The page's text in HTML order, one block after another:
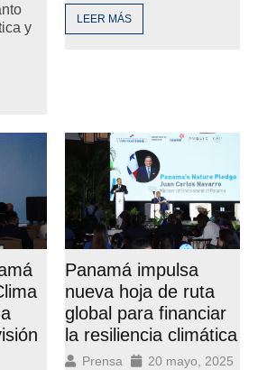
y
LEER MÁS
Panamá impulsa
nueva hoja de ruta
global para financiar
la resiliencia climática
Prensa 20 mayo, 2025